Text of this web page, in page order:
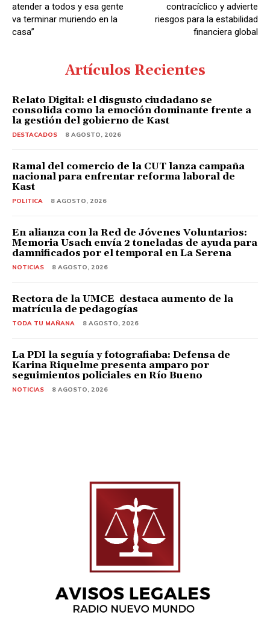
atender a todos y esa gente
va terminar muriendo en la
casa”
contracíclico y advierte
riesgos para la estabilidad
financiera global
Artículos Recientes
Relato Digital: el disgusto ciudadano se
consolida como la emoción dominante frente a
la gestión del gobierno de Kast
DESTACADOS 8 AGOSTO, 2026
Ramal del comercio de la CUT lanza campaña
nacional para enfrentar reforma laboral de
Kast
POLITICA 8 AGOSTO, 2026
En alianza con la Red de Jóvenes Voluntarios:
Memoria Usach envía 2 toneladas de ayuda para
damnificados por el temporal en La Serena
NOTICIAS 8 AGOSTO, 2026
Rectora de la UMCE destaca aumento de la
matrícula de pedagogías
TODA TU MAÑANA 8 AGOSTO, 2026
La PDI la seguía y fotografiaba: Defensa de
Karina Riquelme presenta amparo por
seguimientos policiales en Río Bueno
NOTICIAS 8 AGOSTO, 2026